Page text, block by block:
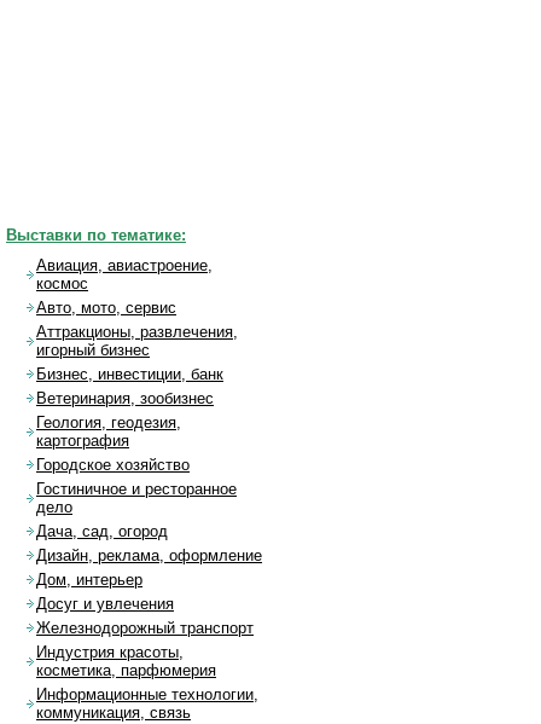
Выставки по тематике:
Авиация, авиастроение,
космос
Авто, мото, сервис
Аттракционы, развлечения,
игорный бизнес
Бизнес, инвестиции, банк
Ветеринария, зообизнес
Геология, геодезия,
картография
Городское хозяйство
Гостиничное и ресторанное
дело
Дача, сад, огород
Дизайн, реклама, оформление
Дом, интерьер
Досуг и увлечения
Железнодорожный транспорт
Индустрия красоты,
косметика, парфюмерия
Информационные технологии,
коммуникация, связь